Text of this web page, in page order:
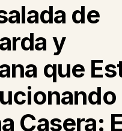
de
y
que
Casera: